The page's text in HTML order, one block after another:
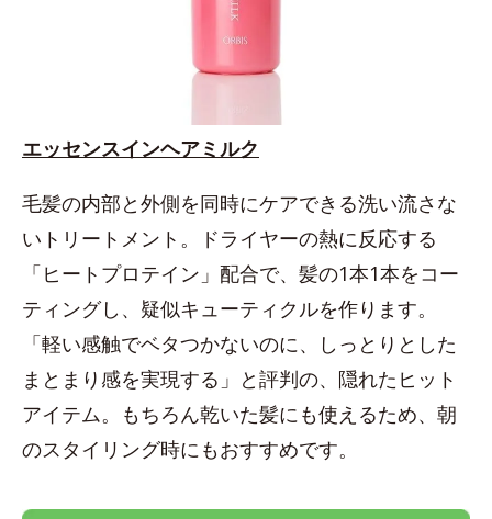
エッセンスインヘアミルク
毛髪の内部と外側を同時にケアできる洗い流さな
いトリートメント。ドライヤーの熱に反応する
「ヒートプロテイン」配合で、髪の1本1本をコー
ティングし、疑似キューティクルを作ります。
「軽い感触でベタつかないのに、しっとりとした
まとまり感を実現する」と評判の、隠れたヒット
アイテム。もちろん乾いた髪にも使えるため、朝
のスタイリング時にもおすすめです。